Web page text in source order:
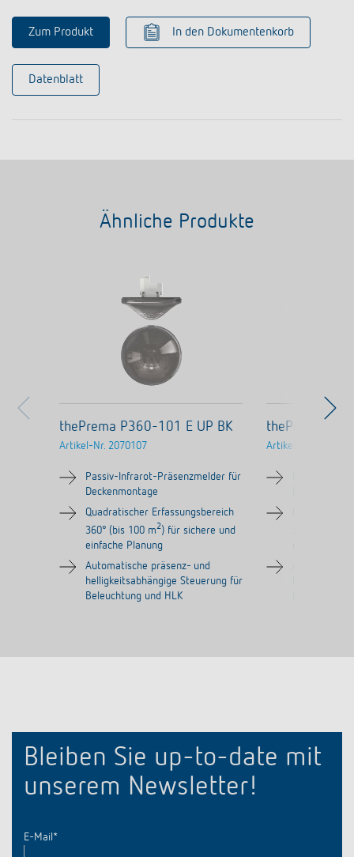
Zum Produkt In den Dokumentenkorb
Datenblatt
Ähnliche Produkte
thePrema P360-101 E UP BK
Artikel-Nr. 2070107
Passiv-Infrarot-Präsenzmelder für
Deckenmontage
Quadratischer Erfassungsbereich
360° (bis 100 m2) für sichere und
einfache Planung
Automatische präsenz- und
helligkeitsabhängige Steuerung für
Beleuchtung und HLK
thePrema
Artikel-Nr.
Bleiben Sie up-to-date mit
unserem Newsletter!
E-Mail *